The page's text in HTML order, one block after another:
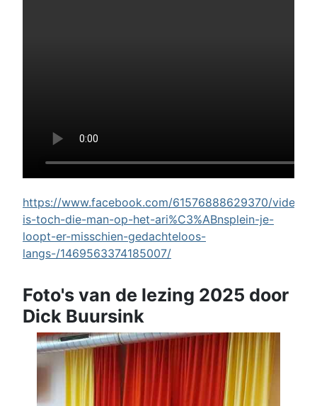
https://www.facebook.com/61576888629370/videos/
is-toch-die-man-op-het-ari%C3%ABnsplein-je-
loopt-er-misschien-gedachteloos-
langs-/1469563374185007/
Foto's van de lezing 2025 door
Dick Buursink